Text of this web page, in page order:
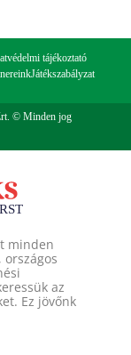
tájékoztató
Játékszabályzat
© Minden jog
minden
országos
az
Ez jövőnk